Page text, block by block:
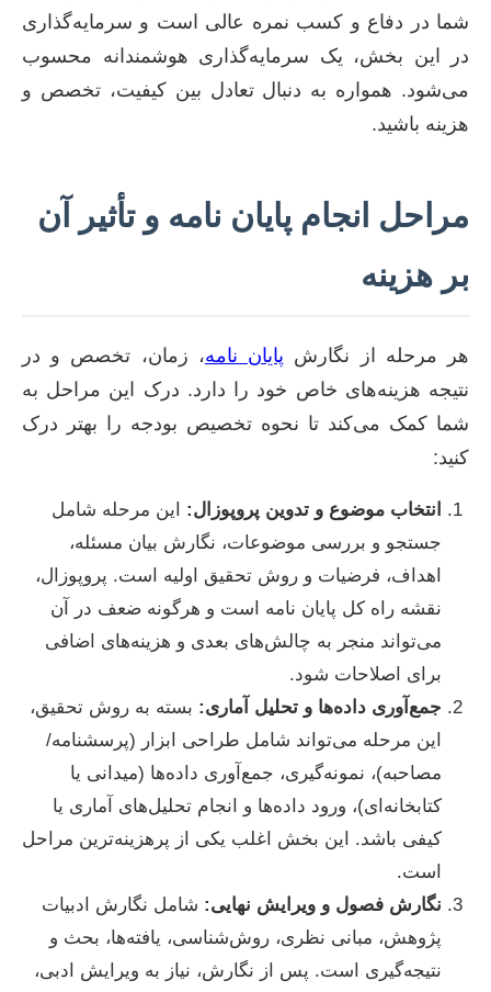
شما در دفاع و کسب نمره عالی است و سرمایه‌گذاری
در این بخش، یک سرمایه‌گذاری هوشمندانه محسوب
می‌شود. همواره به دنبال تعادل بین کیفیت، تخصص و
هزینه باشید.
مراحل انجام پایان نامه و تأثیر آن
بر هزینه
هر مرحله از نگارش پایان نامه، زمان، تخصص و در
نتیجه هزینه‌های خاص خود را دارد. درک این مراحل به
شما کمک می‌کند تا نحوه تخصیص بودجه را بهتر درک
کنید:
انتخاب موضوع و تدوین پروپوزال: این مرحله شامل
جستجو و بررسی موضوعات، نگارش بیان مسئله،
اهداف، فرضیات و روش تحقیق اولیه است. پروپوزال،
نقشه راه کل پایان نامه است و هرگونه ضعف در آن
می‌تواند منجر به چالش‌های بعدی و هزینه‌های اضافی
برای اصلاحات شود.
جمع‌آوری داده‌ها و تحلیل آماری: بسته به روش تحقیق،
این مرحله می‌تواند شامل طراحی ابزار (پرسشنامه/
مصاحبه)، نمونه‌گیری، جمع‌آوری داده‌ها (میدانی یا
کتابخانه‌ای)، ورود داده‌ها و انجام تحلیل‌های آماری یا
کیفی باشد. این بخش اغلب یکی از پرهزینه‌ترین مراحل
است.
نگارش فصول و ویرایش نهایی: شامل نگارش ادبیات
پژوهش، مبانی نظری، روش‌شناسی، یافته‌ها، بحث و
نتیجه‌گیری است. پس از نگارش، نیاز به ویرایش ادبی،